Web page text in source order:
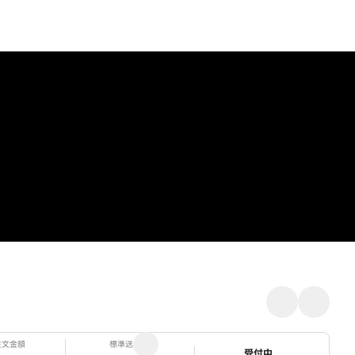
金額 標準送料